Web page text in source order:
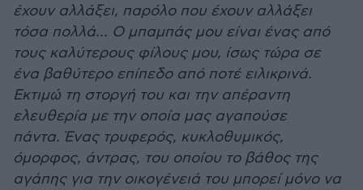
έχουν αλλάξει, παρόλο που έχουν αλλάξει
τόσα πολλά... Ο μπαμπάς μου είναι ένας από
τους καλύτερους φίλους μου, ίσως τώρα σε
ένα βαθύτερο επίπεδο από ποτέ ειλικρινά.
Εκτιμώ τη στοργή του και την απέραντη
ελευθερία με την οποία μας αγαπούσε
πάντα. Ένας τρυφερός, κυκλοθυμικός,
όμορφος, άντρας, του οποίου το βάθος της
αγάπης για την οικογένειά του μπορεί μόνο να